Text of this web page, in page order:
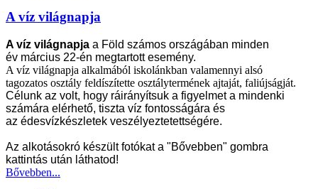
A víz világnapja
A víz világnapja a Föld számos országában minden
év március 22-én megtartott esemény.
A víz világnapja alkalmából iskolánkban valamennyi alsó
tagozatos osztály feldíszítette osztálytermének ajtaját, faliújságját.
Célunk az volt, hogy ráirányítsuk a figyelmet a mindenki
számára elérhető, tiszta víz fontosságára és
az édesvízkészletek veszélyeztetettségére.
Az alkotásokró készült fotókat a "Bővebben" gombra
kattintás után láthatod!
Bővebben...